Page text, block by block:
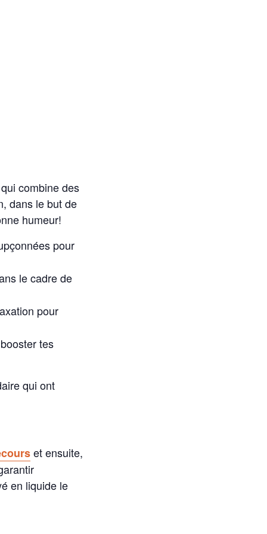
combine des
dans le but de
humeur!
pour
le cadre de
pour
tes
qui ont
et ensuite,
en liquide le